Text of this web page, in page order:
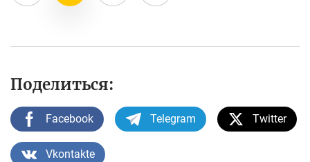
Поделиться:
Facebook Telegram Twitter
Vkontakte